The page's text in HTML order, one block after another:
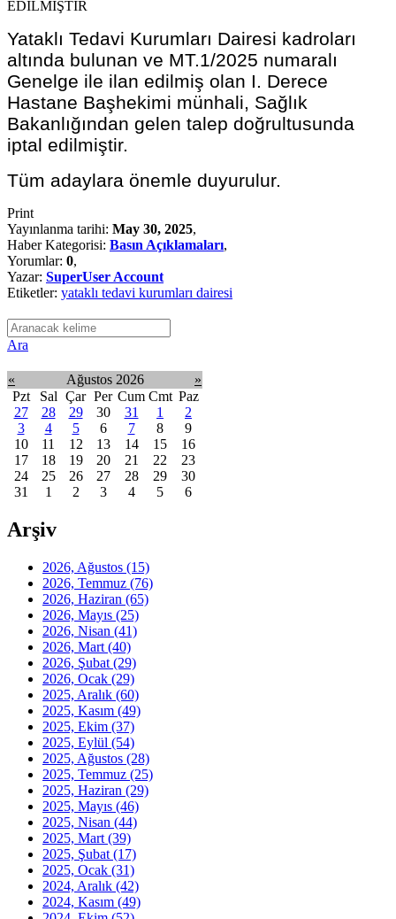
Yataklı Tedavi Kurumları Dairesi kadroları
altında bulunan ve MT.1/2025 numaralı
Genelge ile ilan edilmiş olan I. Derece
Hastane Başhekimi münhali, Sağlık
Bakanlığından gelen talep doğrultusunda
iptal edilmiştir.
Tüm adaylara önemle duyurulur.
Print
Yayınlanma tarihi: May 30, 2025,
Haber Kategorisi: Basın Açıklamaları,
Yorumlar: 0,
Yazar: SuperUser Account
Etiketler: yataklı tedavi kurumları dairesi
Ara
« Ağustos 2026
»
Pzt
Sal Çar Per Cum Cmt Paz
27
28 29 30 31 1
2
3
4 5 6 7 8
9
10
11 12 13 14 15
16
17
18 19 20 21 22
23
24
25 26 27 28 29
30
31
1 2 3 4 5 6
Arşiv
2026, Ağustos (15)
2026, Temmuz (76)
2026, Haziran (65)
2026, Mayıs (25)
2026, Nisan (41)
2026, Mart (40)
2026, Şubat (29)
2026, Ocak (29)
2025, Aralık (60)
2025, Kasım (49)
2025, Ekim (37)
2025, Eylül (54)
2025, Ağustos (28)
2025, Temmuz (25)
2025, Haziran (29)
2025, Mayıs (46)
2025, Nisan (44)
2025, Mart (39)
2025, Şubat (17)
2025, Ocak (31)
2024, Aralık (42)
2024, Kasım (49)